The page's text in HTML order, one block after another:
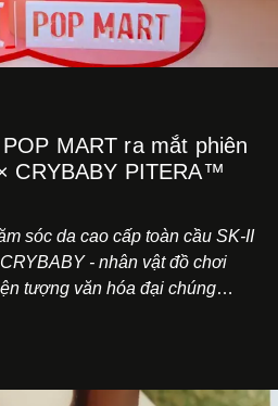
MART ra mắt phiên
CRYBABY PITERA™
sóc da cao cấp toàn cầu SK-II
- nhân vật đồ chơi
tượng văn hóa đại chúng